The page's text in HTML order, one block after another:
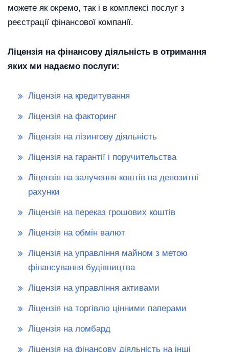
можете як окремо, так і в комплексі послуг з
реєстрації фінансової компанії.
Ліцензія на фінансову діяльність в отримання
яких ми надаємо послуги:
Ліцензія на кредитування
Ліцензія на факторинг
Ліцензія на лізингову діяльність
Ліцензія на гарантії і поручительства
Ліцензія на залучення коштів на депозитні
рахунки
Ліцензія на переказ грошових коштів
Ліцензія на обмін валют
Ліцензія на управління майном з метою
фінансування будівництва
Ліцензія на управління активами
Ліцензія на торгівлю цінними паперами
Ліцензія на ломбард
Ліцензія на фінансову діяльність на інші